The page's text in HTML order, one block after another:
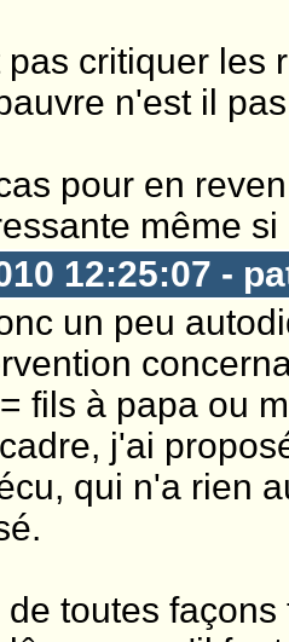
pas critiquer les
n'est il
pour en
même si
12:25:07 -
un peu
fils à papa ou
j'ai
qui n'a rien
toutes